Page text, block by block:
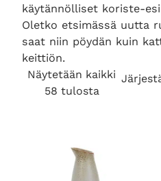
käytännölliset koriste-
Oletko etsimässä uutta
saat niin pöydän kuin
keittiön.
Näytetään kaikki
58 tulostaS
d